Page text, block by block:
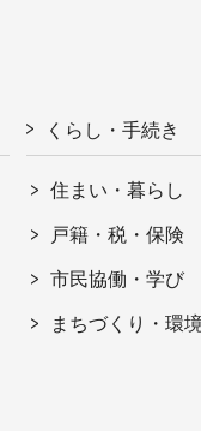
くらし・手続き
住まい・暮らし
戸籍・税・保険
市民協働・学び
まちづくり・環境